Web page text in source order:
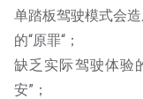
单踏板驾驶模式会
的“原罪“；
缺乏实际驾驶体验
安”；